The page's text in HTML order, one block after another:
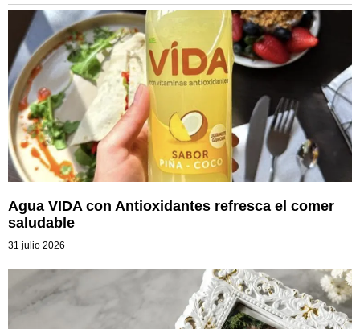
Agua VIDA con Antioxidantes refresca el comer
saludable
31 julio 2026